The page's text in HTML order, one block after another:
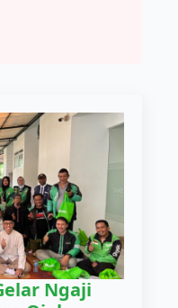
Ngaji